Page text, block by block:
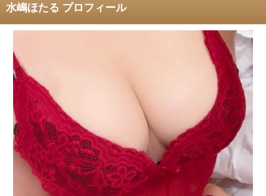
水嶋ほたる プロフィール